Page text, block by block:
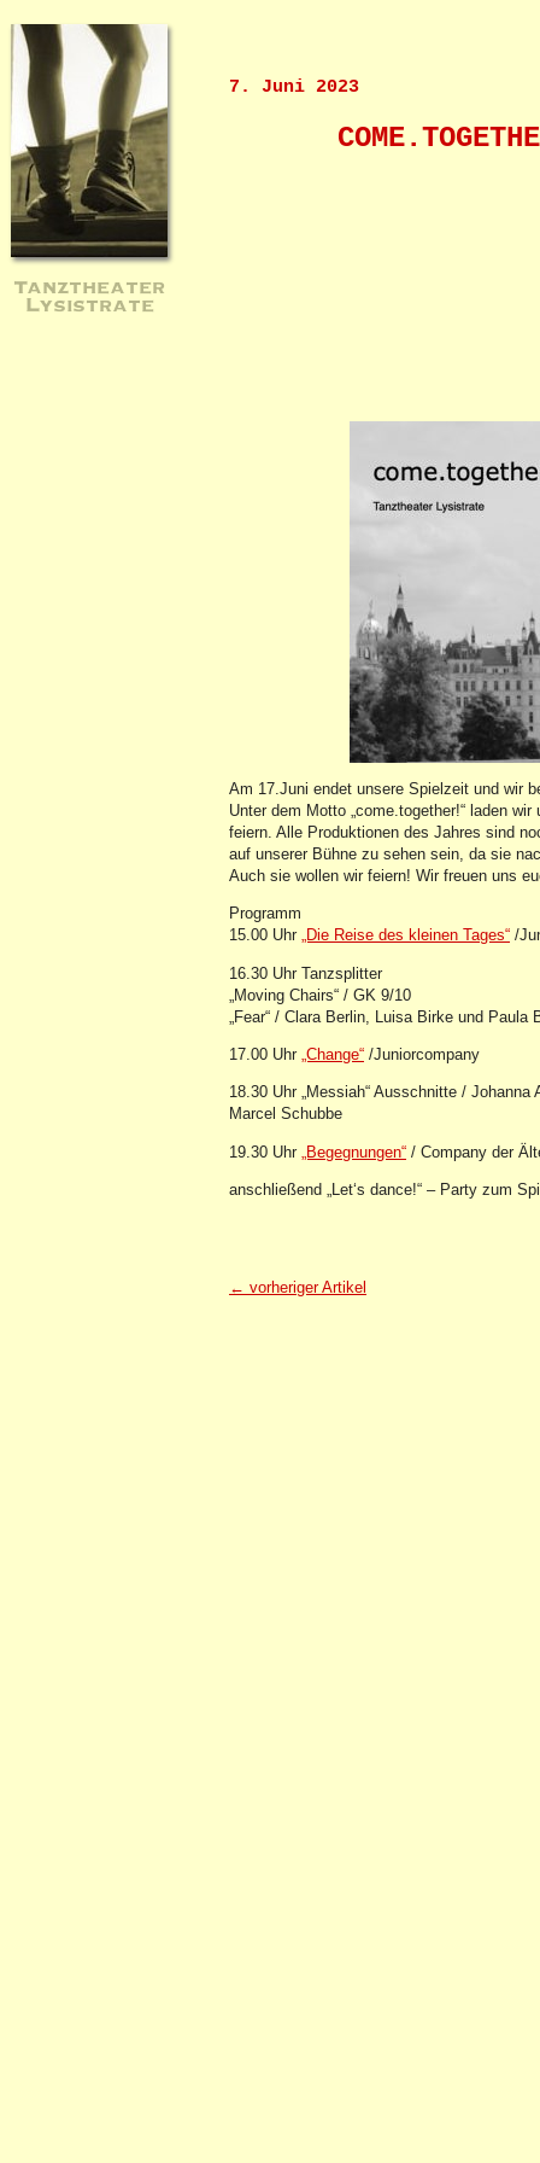
Tanztheater
Lysistrate
7. Juni 2023
Am 17.Juni endet unsere Spielzeit und wir
Unter dem Motto „come.together!“ laden
feiern. Alle Produktionen des Jahres sind
auf unserer Bühne zu sehen sein, da sie
Auch sie wollen wir feiern! Wir freuen uns
Programm
15.00 Uhr „Die Reise des kleinen Tages“ /
16.30 Uhr Tanzsplitter
„Moving Chairs“ / GK 9/10
„Fear“ / Clara Berlin, Luisa Birke und Paula
17.00 Uhr „Change“ /Juniorcompany
18.30 Uhr „Messiah“ Ausschnitte /
Marcel Schubbe
19.30 Uhr „Begegnungen“ / Company der
anschließend „Let‘s dance!“ – Party zum
← vorheriger Artikel